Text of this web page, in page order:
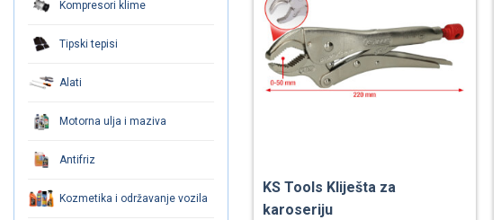
Kompresori klime
Tipski tepisi
Alati
Motorna ulja i maziva
Antifriz
Kozmetika i održavanje vozila
KS Tools Kliješta za
karoseriju